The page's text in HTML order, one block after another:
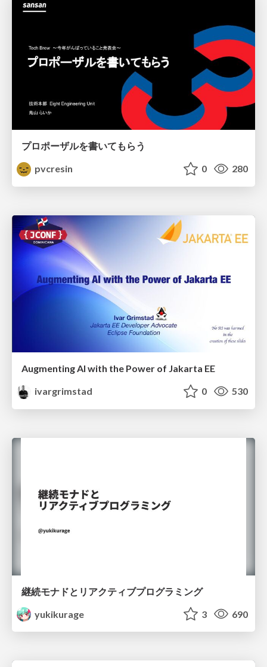
プロポーザルを書いてもらう
pvcresin
0 280
Augmenting AI with the Power of Jakarta EE
ivargrimstad
0 530
継続モナドとリアクティブプログラミング
yukikurage
3 690